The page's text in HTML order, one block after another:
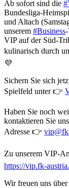
Ab sofort sind die
Bundesliga-
und Altach
unserem #Business
VIP auf der Süd-
kulinarisch durch
💜
Sichern Sie sich
Spielfeld unter 👉
Haben Sie noch
kontaktieren Sie
Adresse 👉
Zu unserem VIP-
https://vip.fk-
Wir freuen uns